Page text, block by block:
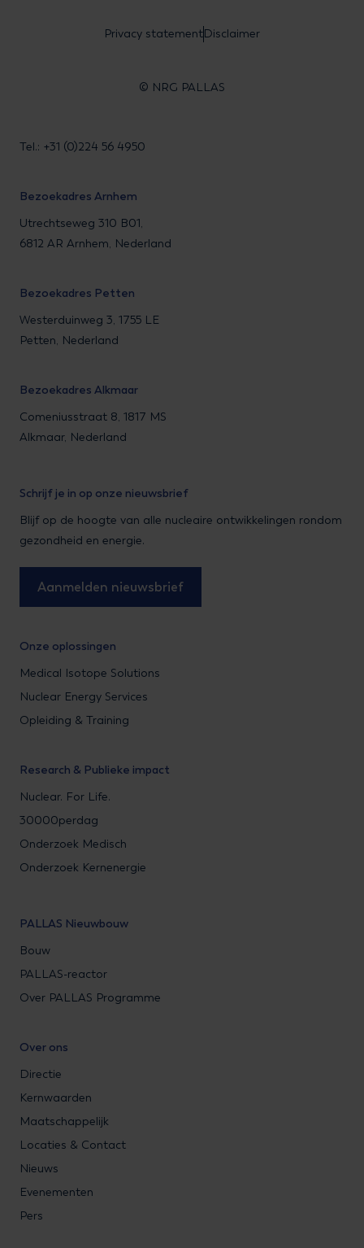
Privacy statementDisclaimer
© NRG PALLAS
Tel.: +31 (0)224 56 4950
Bezoekadres Arnhem
Utrechtseweg 310 B01,
6812 AR Arnhem, Nederland
Bezoekadres Petten
Westerduinweg 3, 1755 LE
Petten, Nederland
Bezoekadres Alkmaar
Comeniusstraat 8, 1817 MS
Alkmaar, Nederland
Schrijf je in op onze nieuwsbrief
Blijf op de hoogte van alle nucleaire ontwikkelingen rondom
gezondheid en energie.
Aanmelden nieuwsbrief
Onze oplossingen
Medical Isotope Solutions
Nuclear Energy Services
Opleiding & Training
Research & Publieke impact
Nuclear. For Life.
30000perdag
Onderzoek Medisch
Onderzoek Kernenergie
PALLAS Nieuwbouw
Bouw
PALLAS-reactor
Over PALLAS Programme
Over ons
Directie
Kernwaarden
Maatschappelijk
Locaties & Contact
Nieuws
Evenementen
Pers